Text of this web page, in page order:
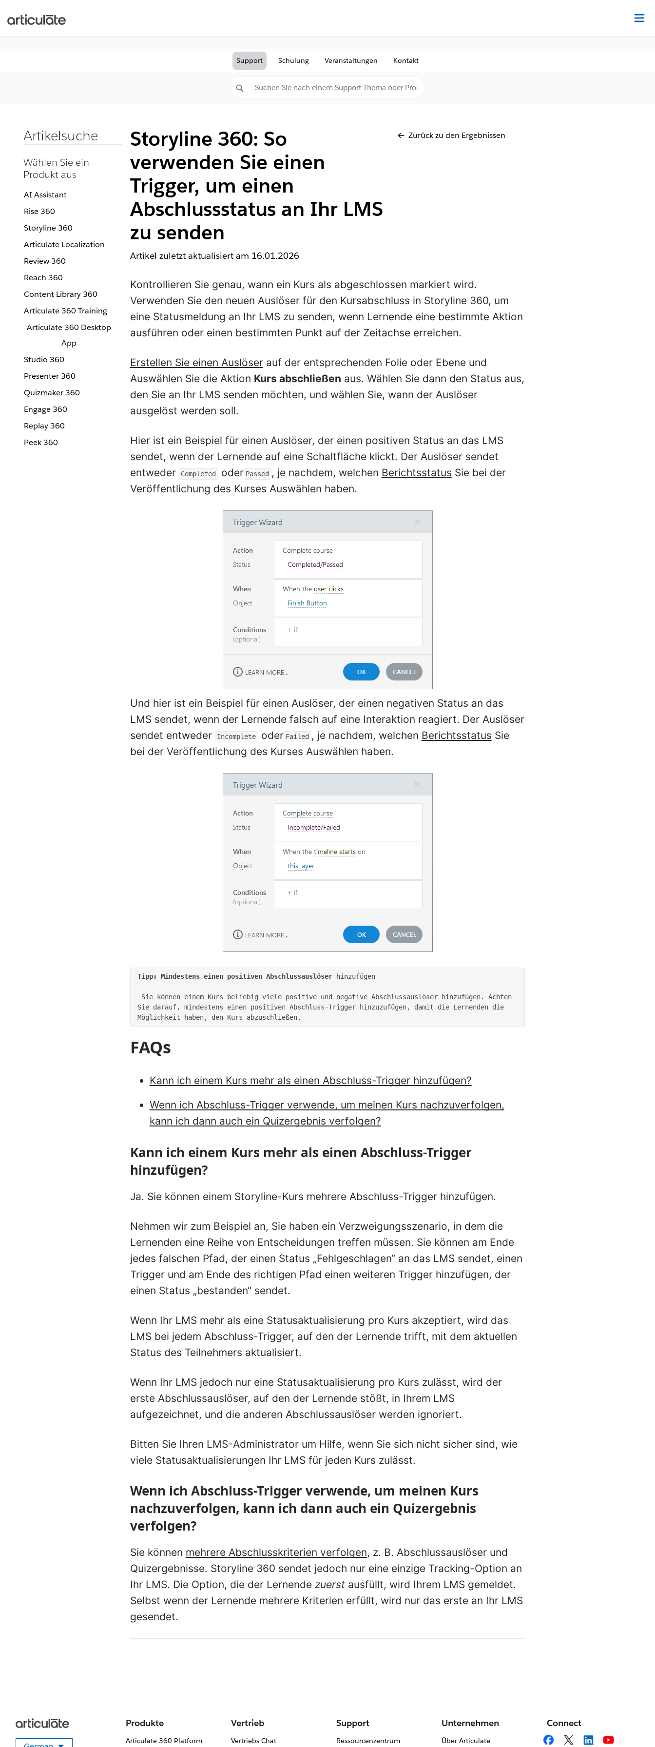
Support Schulung Veranstaltungen Kontakt
Artikelsuche
Wählen Sie ein
Produkt aus
AI Assistant
Rise 360
Storyline 360
Articulate Localization
Review 360
Reach 360
Content Library 360
Articulate 360 Training
Articulate 360 Desktop
App
Studio 360
Presenter 360
Quizmaker 360
Engage 360
Replay 360
Peek 360
Storyline 360: So
verwenden Sie einen
Trigger, um einen
Abschlussstatus an Ihr LMS
zu senden
Zurück zu den Ergebnissen
Artikel zuletzt aktualisiert am 16.01.2026
Kontrollieren Sie genau, wann ein Kurs als abgeschlossen markiert wird.
Verwenden Sie den neuen Auslöser für den Kursabschluss in Storyline 360, um
eine Statusmeldung an Ihr LMS zu senden, wenn Lernende eine bestimmte Aktion
ausführen oder einen bestimmten Punkt auf der Zeitachse erreichen.
Erstellen Sie einen Auslöserauf der entsprechenden Folie oder Ebene und
Auswählen Sie die Aktion Kurs abschließen aus. Wählen Sie dann den Status aus,
den Sie an Ihr LMS senden möchten, und wählen Sie, wann der Auslöser
ausgelöst werden soll.
Hier ist ein Beispiel für einen Auslöser, der einen positiven Status an das LMS
sendet, wenn der Lernende auf eine Schaltfläche klickt. Der Auslöser sendet
entweder
Completed oder Passed , je nachdem, welchen Berichtsstatus Sie bei der
Veröffentlichung des Kurses Auswählen haben.
Und hier ist ein Beispiel für einen Auslöser, der einen negativen Status an das
LMS sendet, wenn der Lernende falsch auf eine Interaktion reagiert. Der Auslöser
sendet entweder
Incomplete oder Failed , je nachdem, welchen Berichtsstatus Sie
bei der Veröffentlichung des Kurses Auswählen haben.
Tipp: Mindestens einen positiven Abschlussauslöser hinzufügen
Sie darauf, mindestens einen positiven Abschluss-Trigger hinzuzufügen, damit die Lernenden die
FAQs
Kann ich einem Kurs mehr als einen Abschluss-Trigger hinzufügen?
Wenn ich Abschluss-Trigger verwende, um meinen Kurs nachzuverfolgen,
kann ich dann auch ein Quizergebnis verfolgen?
Kann ich einem Kurs mehr als einen Abschluss-Trigger
hinzufügen?
Ja. Sie können einem Storyline-Kurs mehrere Abschluss-Trigger hinzufügen.
Nehmen wir zum Beispiel an, Sie haben ein Verzweigungsszenario, in dem die
Lernenden eine Reihe von Entscheidungen treffen müssen. Sie können am Ende
jedes falschen Pfad, der einen Status „Fehlgeschlagen“ an das LMS sendet, einen
Trigger und am Ende des richtigen Pfad einen weiteren Trigger hinzufügen, der
einen Status „bestanden“ sendet.
Wenn Ihr LMS mehr als eine Statusaktualisierung pro Kurs akzeptiert, wird das
LMS bei jedem Abschluss-Trigger, auf den der Lernende trifft, mit dem aktuellen
Status des Teilnehmers aktualisiert.
Wenn Ihr LMS jedoch nur eine Statusaktualisierung pro Kurs zulässt, wird der
erste Abschlussauslöser, auf den der Lernende stößt, in Ihrem LMS
aufgezeichnet, und die anderen Abschlussauslöser werden ignoriert.
Bitten Sie Ihren LMS-Administrator um Hilfe, wenn Sie sich nicht sicher sind, wie
viele Statusaktualisierungen Ihr LMS für jeden Kurs zulässt.
Wenn ich Abschluss-Trigger verwende, um meinen Kurs
nachzuverfolgen, kann ich dann auch ein Quizergebnis
verfolgen?
Sie können mehrere Abschlusskriterien verfolgen, z. B. Abschlussauslöser und
Quizergebnisse. Storyline 360 sendet jedoch nur eine einzige Tracking-Option an
Ihr LMS. Die Option, die der Lernende zuerstausfüllt, wird Ihrem LMS gemeldet.
Selbst wenn der Lernende mehrere Kriterien erfüllt, wird nur das erste an Ihr LMS
gesendet.
Produkte
Articulate 360 Platform
Vertrieb
Vertriebs-Chat
Support
Ressourcenzentrum
Unternehmen
Über Articulate
Connect